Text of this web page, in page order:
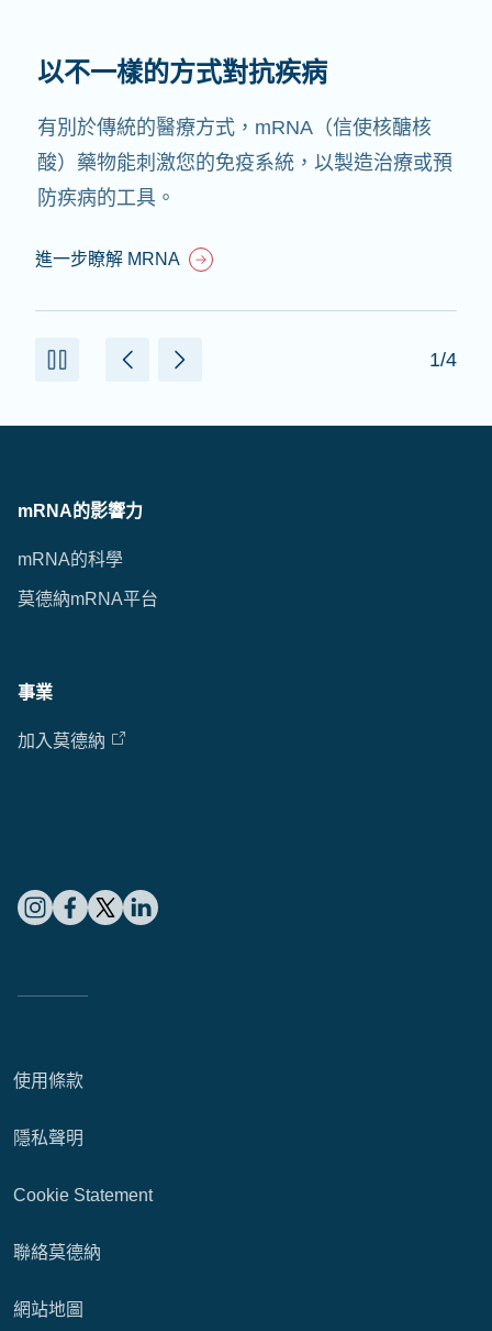
以不一樣的方式對抗疾病
有別於傳統的醫療方式，mRNA（信使核醣核
酸）藥物能刺激您的免疫系統，以製造治療或預
防疾病的工具。
進一步瞭解 MRNA
1/4
mRNA的影響力
mRNA的科學
莫德納mRNA平台
事業
加入莫德納
使用條款
隱私聲明
Cookie Statement
聯絡莫德納
網站地圖